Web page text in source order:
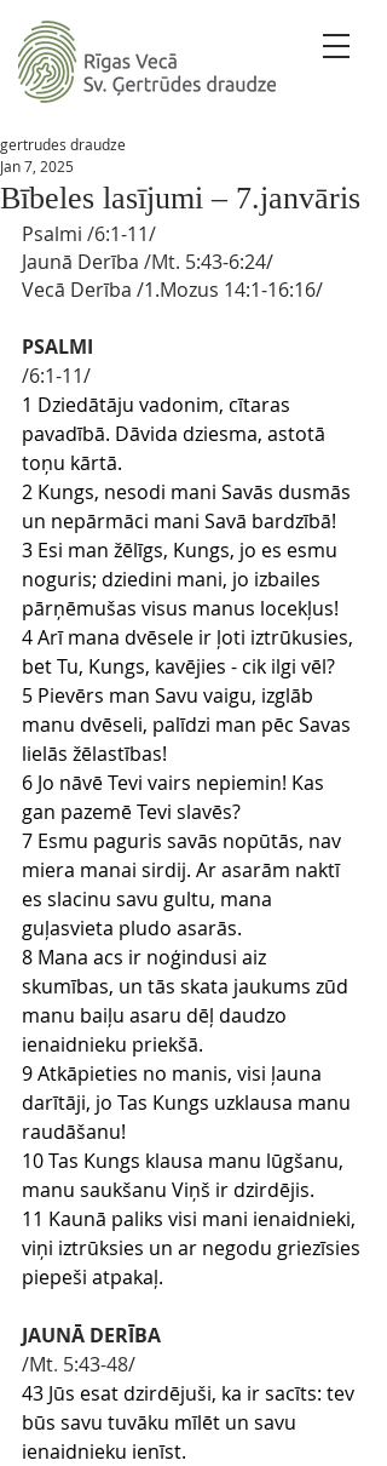
Bībeles lasījumi – 7.janvāris
gertrudes draudze
Jan 7, 2025
Psalmi /6:1-11/
Jaunā Derība /Mt. 5:43-6:24/
Vecā Derība /1.Mozus 14:1-16:16/
PSALMI
/6:1-11/
1 Dziedātāju vadonim, cītaras
pavadībā. Dāvida dziesma, astotā
toņu kārtā.
2 Kungs, nesodi mani Savās dusmās
un nepārmāci mani Savā bardzībā!
3 Esi man žēlīgs, Kungs, jo es esmu
noguris; dziedini mani, jo izbailes
pārņēmušas visus manus locekļus!
4 Arī mana dvēsele ir ļoti iztrūkusies,
bet Tu, Kungs, kavējies - cik ilgi vēl?
5 Pievērs man Savu vaigu, izglāb
manu dvēseli, palīdzi man pēc Savas
lielās žēlastības!
6 Jo nāvē Tevi vairs nepiemin! Kas
gan pazemē Tevi slavēs?
7 Esmu paguris savās nopūtās, nav
miera manai sirdij. Ar asarām naktī
es slacinu savu gultu, mana
guļasvieta pludo asarās.
8 Mana acs ir noģindusi aiz
skumības, un tās skata jaukums zūd
manu baiļu asaru dēļ daudzo
ienaidnieku priekšā.
9 Atkāpieties no manis, visi ļauna
darītāji, jo Tas Kungs uzklausa manu
raudāšanu!
10 Tas Kungs klausa manu lūgšanu,
manu saukšanu Viņš ir dzirdējis.
11 Kaunā paliks visi mani ienaidnieki,
viņi iztrūksies un ar negodu griezīsies
piepeši atpakaļ.
JAUNĀ DERĪBA
/Mt. 5:43-48/
43 Jūs esat dzirdējuši, ka ir sacīts: tev
būs savu tuvāku mīlēt un savu
ienaidnieku ienīst.